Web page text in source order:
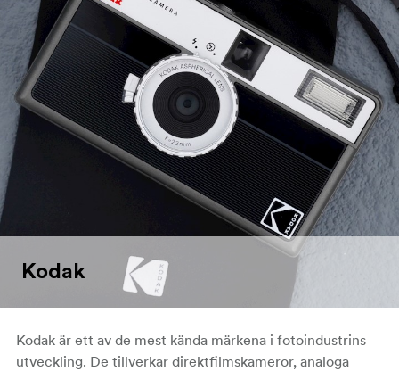
Kodak
Kodak är ett av de mest kända märkena i fotoindustrins
utveckling. De tillverkar direktfilmskameror, analoga